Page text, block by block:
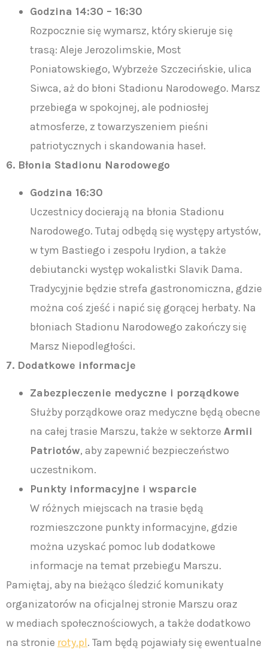
Godzina 14:30 – 16:30
Rozpocznie się wymarsz, który skieruje się
trasą: Aleje Jerozolimskie, Most
Poniatowskiego, Wybrzeże Szczecińskie, ulica
Siwca, aż do błoni Stadionu Narodowego. Marsz
przebiega w spokojnej, ale podniosłej
atmosferze, z towarzyszeniem pieśni
patriotycznych i skandowania haseł.
6. Błonia Stadionu Narodowego
Godzina 16:30
Uczestnicy docierają na błonia Stadionu
Narodowego. Tutaj odbędą się występy artystów,
w tym Bastiego i zespołu Irydion, a także
debiutancki występ wokalistki Slavik Dama.
Tradycyjnie będzie strefa gastronomiczna, gdzie
można coś zjeść i napić się gorącej herbaty. Na
błoniach Stadionu Narodowego zakończy się
Marsz Niepodległości.
7. Dodatkowe informacje
Zabezpieczenie medyczne i porządkowe
Służby porządkowe oraz medyczne będą obecne
na całej trasie Marszu, także w sektorze Armii
Patriotów, aby zapewnić bezpieczeństwo
uczestnikom.
Punkty informacyjne i wsparcie
W różnych miejscach na trasie będą
rozmieszczone punkty informacyjne, gdzie
można uzyskać pomoc lub dodatkowe
informacje na temat przebiegu Marszu.
Pamiętaj, aby na bieżąco śledzić komunikaty
organizatorów na oficjalnej stronie Marszu oraz
w mediach społecznościowych, a także dodatkowo
na stronie roty.pl. Tam będą pojawiały się ewentualne